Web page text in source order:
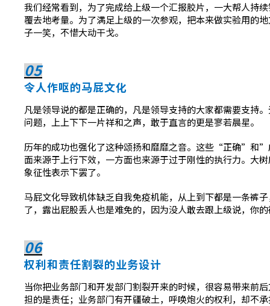
我们经常看到，为了完成给上级一个汇报胶片，一大帮人持
覆去地考量。为了满足上级的一次参观，把本来做实验用的
子一笑，不惜大动干戈。
05
令人作呕的马屁文化
凡是领导说的都是正确的，凡是领导支持的大家都需要支持
问题，上上下下一片祥和之声，敢于直言的更是寥若晨星。
历年的成功也强化了这种颂扬和靡靡之音。这些“正确”和
面来源于上行下效，一方面也来源于过于刚性的执行力。大
象征性表示下罢了。
马屁文化导致机体缺乏自我免疫机能，从上到下都是一条裤
了，露出屁股丢人也是难免的，因为没人敢去跟上级说，你
06
权利和责任割裂的业务设计
当你把业务部门和开发部门割裂开来的时候，很容易带来前
担的是责任；业务部门有开疆破土，呼唤炮火的权利，却不